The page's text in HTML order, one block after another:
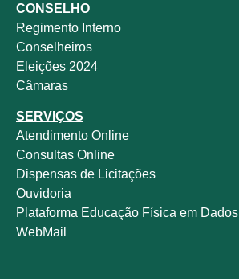
CONSELHO
Regimento Interno
Conselheiros
Eleições 2024
Câmaras
SERVIÇOS
Atendimento Online
Consultas Online
Dispensas de Licitações
Ouvidoria
Plataforma Educação Física em Dados
WebMail